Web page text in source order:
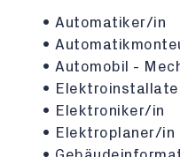
• Automatiker/in
•
• Automobil -
•
• Elektroniker/in
• Elektroplaner/in